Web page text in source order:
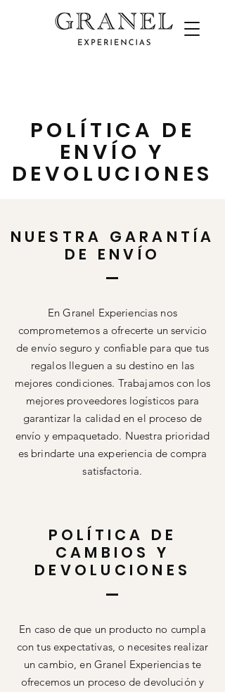
POLÍTICA DE
ENVÍO Y
DEVOLUCIONES
NUESTRA GARANTÍA
DE ENVÍO
En Granel Experiencias nos
comprometemos a ofrecerte un servicio
de envío seguro y confiable para que tus
regalos lleguen a su destino en las
mejores condiciones. Trabajamos con los
mejores proveedores logísticos para
garantizar la calidad en el proceso de
envío y empaquetado. Nuestra prioridad
es brindarte una experiencia de compra
satisfactoria.
POLÍTICA DE
CAMBIOS Y
DEVOLUCIONES
En caso de que un producto no cumpla
con tus expectativas, o necesites realizar
un cambio, en Granel Experiencias te
ofrecemos un proceso de devolución y